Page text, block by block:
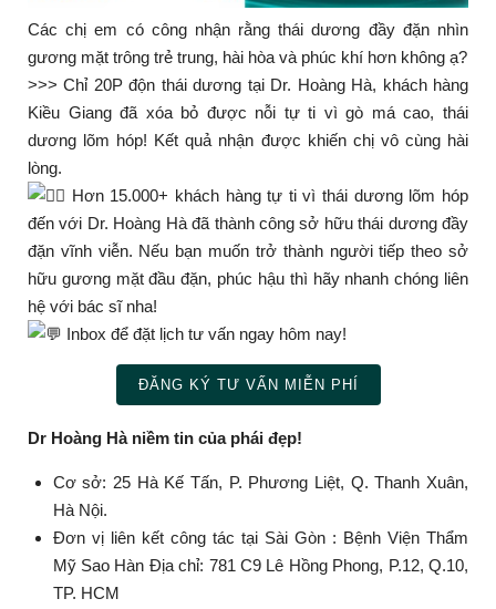
Các chị em có công nhận rằng thái dương đầy đặn nhìn
gương mặt trông trẻ trung, hài hòa và phúc khí hơn không ạ?
>>> Chỉ 20P độn thái dương tại Dr. Hoàng Hà, khách hàng
Kiều Giang đã xóa bỏ được nỗi tự ti vì gò má cao, thái
dương lõm hóp! Kết quả nhận được khiến chị vô cùng hài
lòng.
Hơn 15.000+ khách hàng tự ti vì thái dương lõm hóp
đến với Dr. Hoàng Hà đã thành công sở hữu thái dương đầy
đặn vĩnh viễn. Nếu bạn muốn trở thành người tiếp theo sở
hữu gương mặt đầu đặn, phúc hậu thì hãy nhanh chóng liên
hệ với bác sĩ nha!
Inbox để đặt lịch tư vấn ngay hôm nay!
ĐĂNG KÝ TƯ VẤN MIỄN PHÍ
Dr Hoàng Hà niềm tin của phái đẹp!
Cơ sở: 25 Hà Kế Tấn, P. Phương Liệt, Q. Thanh Xuân,
Hà Nội.
Đơn vị liên kết công tác tại Sài Gòn : Bệnh Viện Thẩm
Mỹ Sao Hàn Địa chỉ: 781 C9 Lê Hồng Phong, P.12, Q.10,
TP. HCM